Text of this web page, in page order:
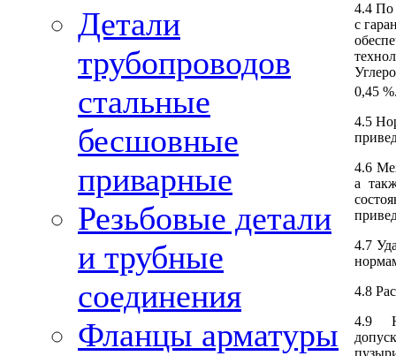
Детали
трубопроводов
стальные
бесшовные
приварные
Резьбовые детали
и трубные
соединения
Фланцы арматуры
4.4 По
с
0,45
4.5
4.6
а
4.7
4.8
4.9